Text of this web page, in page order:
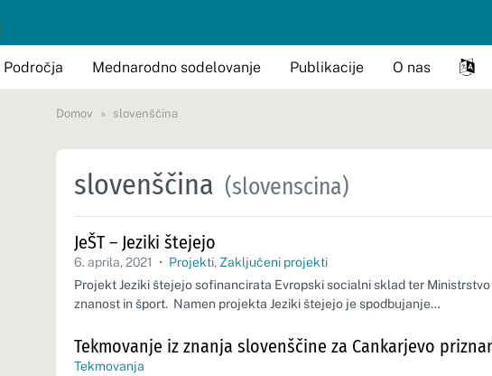
Področja Mednarodno sodelovanje Publikacije O nas
Domov slovenščina
slovenščina (slovenscina)
JeŠT – Jeziki štejejo
6. aprila, 2021 • Projekti, Zaključeni projekti
Projekt Jeziki štejejo sofinancirata Evropski socialni sklad ter
znanost in šport. Namen projekta Jeziki štejejo je spodbujanje…
Tekmovanje iz znanja slovenščine za Cankarjevo
Tekmovanja